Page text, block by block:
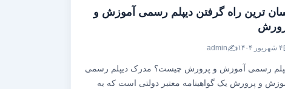
ترین راه گرفتن دیپلم رسمی آموزش و
۴ شهریور ۱۴۰۴ ✍️
admin
رسمی آموزش و پرورش چیست؟ مدرک دیپلم رسمی
و پرورش یک گواهینامه معتبر دولتی است که به